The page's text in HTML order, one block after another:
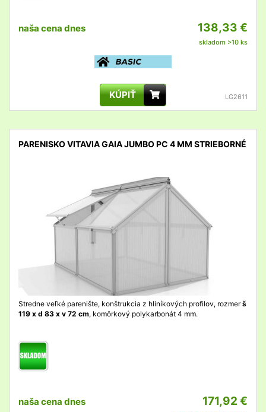
naša cena dnes 138,33 €
skladom >10 ks
KÚPIŤ LG2611
PARENISKO VITAVIA GAIA JUMBO PC 4 MM STRIEBORNÉ
Stredne veľké parenište, konštrukcia z hliníkových profilov, rozmerš
119 x d 83 x v 72 cm, komôrkový polykarbonát 4 mm.
naša cena dnes 171,92 €